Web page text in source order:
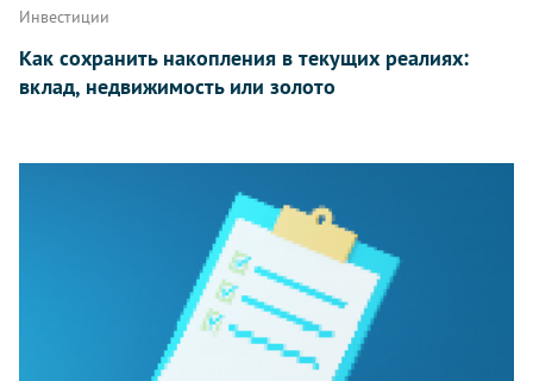
Инвестиции
Как сохранить накопления в текущих реалиях:
вклад, недвижимость или золото